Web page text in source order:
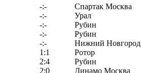
-:-
Спартак Москва
-:-
Урал
-:-
Рубин
-:-
Рубин
-:-
Нижний Новгород
1:1
Ротор
2:4
Рубин
2:0
Динамо Москва